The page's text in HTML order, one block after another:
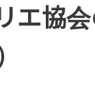
エ協